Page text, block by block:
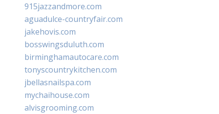
915jazzandmore.com
aguadulce-countryfair.com
jakehovis.com
bosswingsduluth.com
birminghamautocare.com
tonyscountrykitchen.com
jbellasnailspa.com
mychaihouse.com
alvisgrooming.com